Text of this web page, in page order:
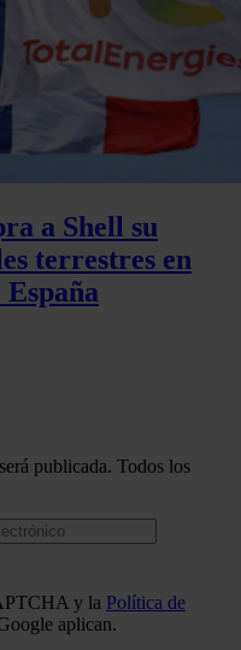
a Shell su
terrestres en
publicada. Todos los
y la Política de
aplican.